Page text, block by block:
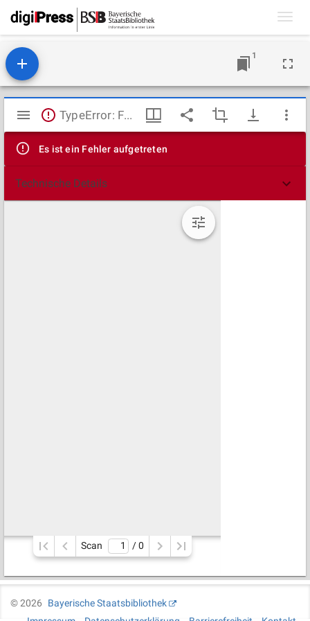
1
Mirador
Viewer
TypeError: Failed to fetch
Es ist ein Fehler aufgetreten
Technische Details
Scan / 0
©2026
Bayerische Staatsbibliothek